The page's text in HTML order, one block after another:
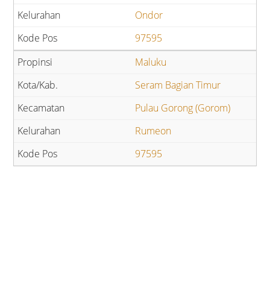
Ondor
97595
Maluku
Seram Bagian Timur
Pulau Gorong (Gorom)
Rumeon
97595